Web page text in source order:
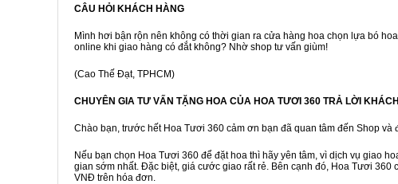
CÂU HỎI KHÁCH HÀNG
Mình hơi bận rộn nên không có thời gian ra cửa hàng hoa chọn lựa bó
online khi giao hàng có đắt không? Nhờ shop tư vấn giùm!
(Cao Thế Đạt, TPHCM)
CHUYÊN GIA TƯ VẤN TẶNG HOA CỦA HOA TƯƠI 360 TRẢ LỜI
Chào bạn, trước hết Hoa Tươi 360 cảm ơn bạn đã quan tâm đến Shop
Nếu bạn chọn Hoa Tươi 360 để đặt hoa thì hãy yên tâm, vì dịch vụ giao
gian sớm nhất. Đặc biệt, giá cước giao rất rẻ. Bên cạnh đó, Hoa Tươi
VNĐ trên hóa đơn.